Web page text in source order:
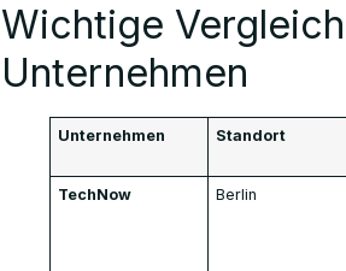
Wichtige
Unternehmen
Unternehmen Standort
TechNow Berlin